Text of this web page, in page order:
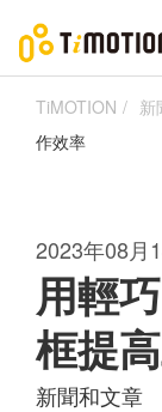
TiMOTION 新
作效率
2023年08月
用輕
框提
新聞和文章